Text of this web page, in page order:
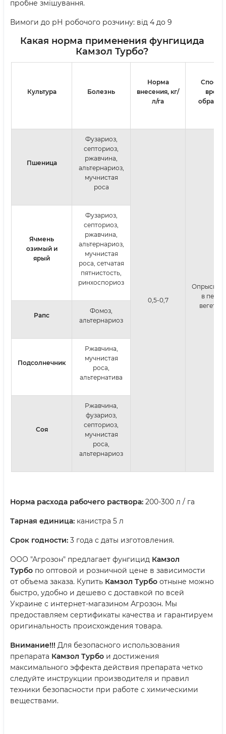
пробне змішування.
Вимоги до рН робочого розчину: від 4 до 9
Какая норма применения фунгицида
Камзол Турбо?
Культура Болезнь
Норма
внесения, кг/
л/га
Способ
время
Пшеница
Фузариоз,
септориоз,
ржавчина,
альтернариоз,
мучнистая
роса
0,5-0,7
в
Ячмень
озимый и
ярый
Фузариоз,
септориоз,
ржавчина,
альтернариоз,
мучнистая
роса, сетчатая
пятнистость,
ринхоспориоз
Рапс
Фомоз,
альтернариоз
Подсолнечник
Ржавчина,
мучнистая
роса,
альтернатива
Соя
Ржавчина,
фузариоз,
септориоз,
мучнистая
роса,
альтернариоз
Норма расхода рабочего раствора: 200-300 л / га
Тарная единица: канистра 5 л
Срок годности: 3 года с даты изготовления.
ООО "Агрозон" предлагает фунгицид Камзол
Турбо по оптовой и розничной цене в зависимости
от объема заказа. Купить Камзол Турбо отныне можно
быстро, удобно и дешево с доставкой по всей
Украине с интернет-магазином Агрозон. Мы
предоставляем сертификаты качества и гарантируем
оригинальность происхождения товара.
Внимание!!! Для безопасного использования
препарата Камзол Турбо и достижения
максимального эффекта действия препарата четко
следуйте инструкции производителя и правил
техники безопасности при работе с химическими
веществами.